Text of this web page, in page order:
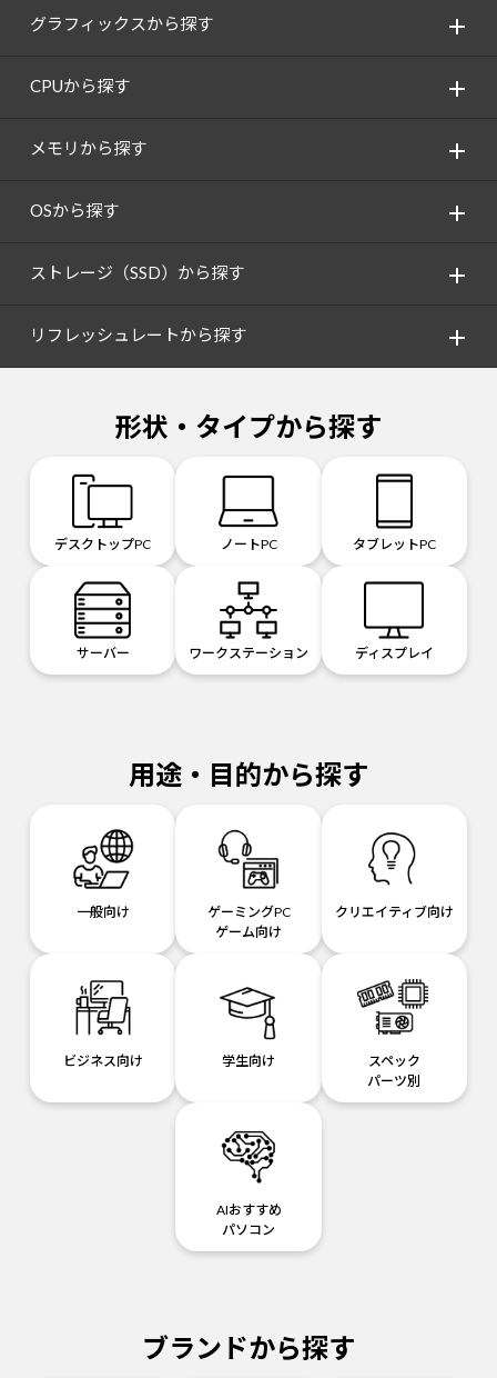
グラフィックスから探す
CPUから探す
メモリから探す
OSから探す
ストレージ（SSD）から探す
リフレッシュレートから探す
形状・タイプから探す
デスクトップPC ノートPC タブレットPC
サーバー ワークステーション ディスプレイ
用途・目的から探す
一般向け
ゲーミングPC
ゲーム向け
クリエイティブ向け
ビジネス向け 学生向け
スペック
パーツ別
AIおすすめ
パソコン
ブランドから探す